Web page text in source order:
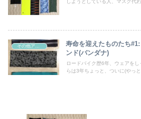
しようとしている人、マスク代
寿命を迎えたものたち
ンド(バンダナ)
ロードバイク歴6年、ウェアを
らは3年ちょっと、ついに(やっと